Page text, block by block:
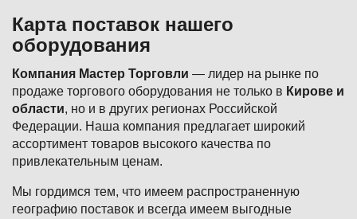
Карта поставок нашего
оборудования
Компания Мастер Торговли — лидер на рынке по
продаже торгового оборудования не только в Кирове и
области, но и в других регионах Российской
Федерации. Наша компания предлагает широкий
ассортимент товаров высокого качества по
привлекательным ценам.
Мы гордимся тем, что имеем распространенную
географию поставок и всегда имеем выгодные